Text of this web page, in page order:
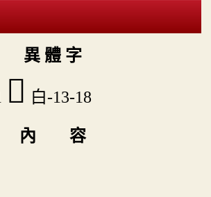
異 體 字
𤾧 白-13-18
內 容